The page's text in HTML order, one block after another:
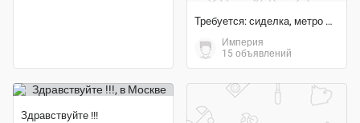
Требуется: сиделка, метро Крылатская
Империя
15 объявлений
Здравствуйте !!!